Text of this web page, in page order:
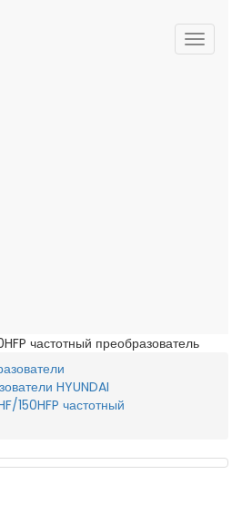
частотный преобразователь
HYUNDAI
150HFP частотный